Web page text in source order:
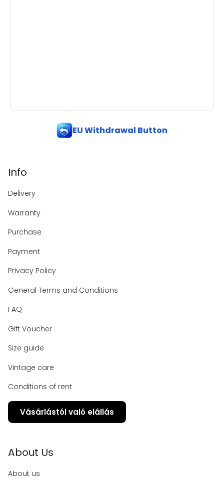
EU Withdrawal Button
Info
Delivery
Warranty
Purchase
Payment
Privacy Policy
General Terms and Conditions
FAQ
Gift Voucher
Size guide
Vintage care
Conditions of rent
Vásárlástól való elállás
About Us
About us